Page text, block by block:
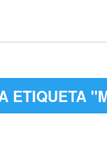
ETIQUETA